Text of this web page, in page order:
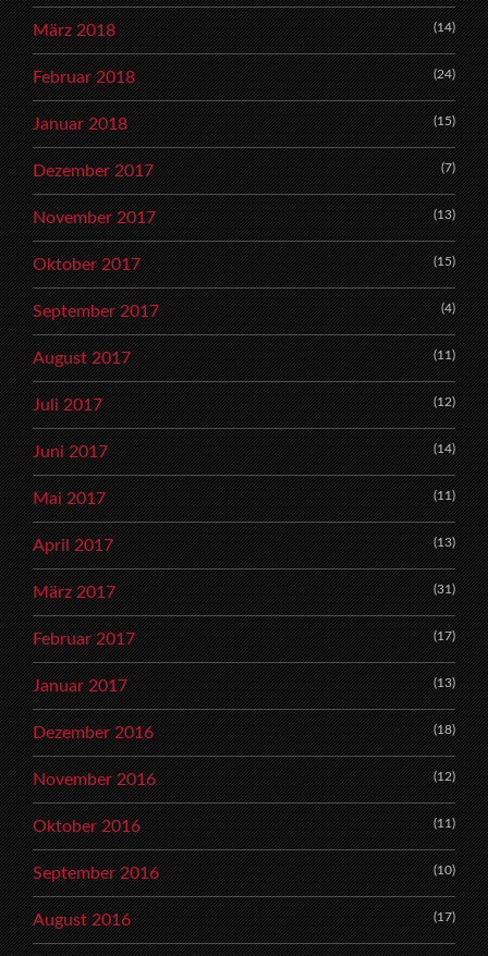
März 2018 (14)
Februar 2018 (24)
Januar 2018 (15)
Dezember 2017 (7)
November 2017 (13)
Oktober 2017 (15)
September 2017 (4)
August 2017 (11)
Juli 2017 (12)
Juni 2017 (14)
Mai 2017 (11)
April 2017 (13)
März 2017 (31)
Februar 2017 (17)
Januar 2017 (13)
Dezember 2016 (18)
November 2016 (12)
Oktober 2016 (11)
September 2016 (10)
August 2016 (17)